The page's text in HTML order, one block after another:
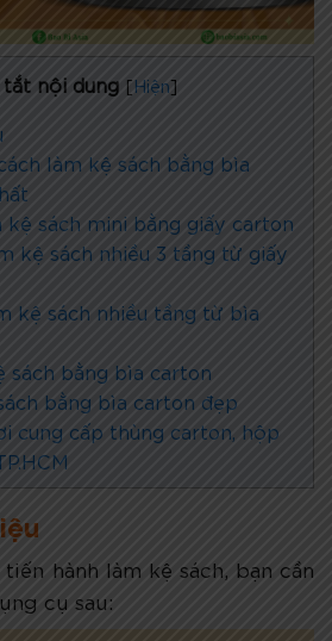
tắt nội dung [Hiện]
làm kệ sách bằng bìa
kệ sách mini bằng giấy carton
kệ sách nhiều 3 tầng từ giấy
kệ sách nhiều tầng từ bìa
sách bằng bìa carton
bằng bìa carton đẹp
cung cấp thùng carton, hộp
hành làm kệ sách, bạn cần
cụ sau: